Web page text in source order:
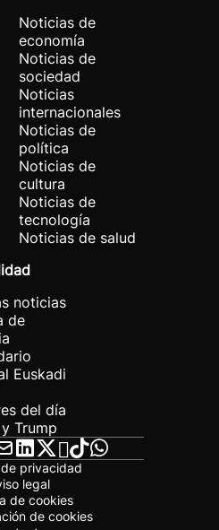
Noticias de
economía
Noticias de
sociedad
Noticias
internacionales
Noticias de
política
Noticias de
cultura
Noticias de
tecnología
Noticias de salud
noticias
de
Euskadi
del día
Trump
privacidad
legal
de cookies
de cookies